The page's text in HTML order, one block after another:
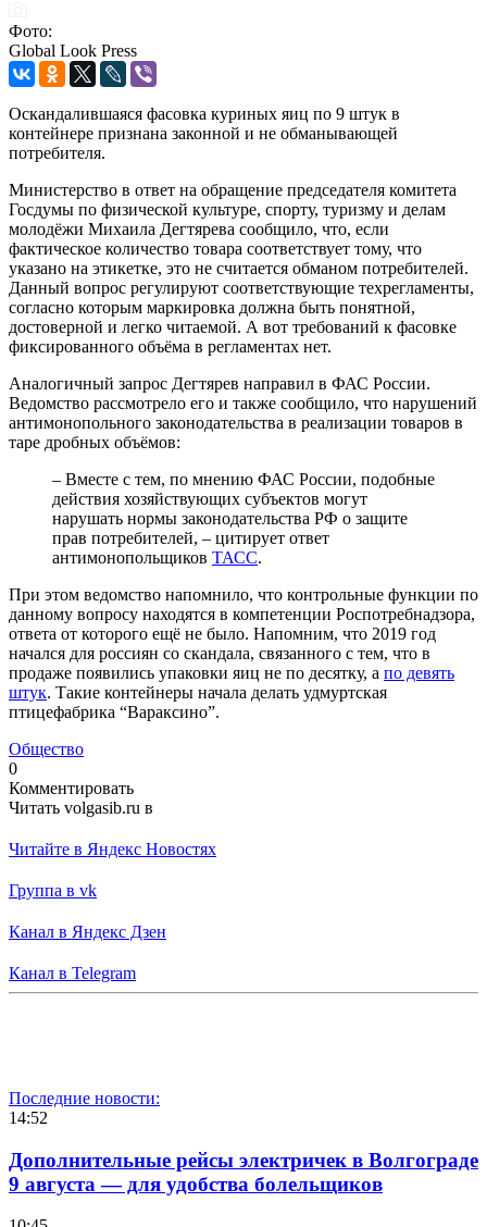
Фото:
Global Look Press
Оскандалившаяся фасовка куриных яиц по 9 штук в
контейнере признана законной и не обманывающей
потребителя.
Министерство в ответ на обращение председателя комитета
Госдумы по физической культуре, спорту, туризму и делам
молодёжи Михаила Дегтярева сообщило, что, если
фактическое количество товара соответствует тому, что
указано на этикетке, это не считается обманом потребителей.
Данный вопрос регулируют соответствующие техрегламенты,
согласно которым маркировка должна быть понятной,
достоверной и легко читаемой. А вот требований к фасовке
фиксированного объёма в регламентах нет.
Аналогичный запрос Дегтярев направил в ФАС России.
Ведомство рассмотрело его и также сообщило, что нарушений
антимонопольного законодательства в реализации товаров в
таре дробных объёмов:
– Вместе с тем, по мнению ФАС России, подобные
действия хозяйствующих субъектов могут
нарушать нормы законодательства РФ о защите
прав потребителей, – цитирует ответ
антимонопольщиков ТАСС.
При этом ведомство напомнило, что контрольные функции по
данному вопросу находятся в компетенции Роспотребнадзора,
ответа от которого ещё не было. Напомним, что 2019 год
начался для россиян со скандала, связанного с тем, что в
продаже появились упаковки яиц не по десятку, а по девять
штук. Такие контейнеры начала делать удмуртская
птицефабрика “Вараксино”.
Общество
0
Комментировать
Читать volgasib.ru в
Читайте в Яндекс Новостях
Группа в vk
Канал в Яндекс Дзен
Канал в Telegram
Последние новости:
14:52
Дополнительные рейсы электричек в Волгограде
9 августа — для удобства болельщиков